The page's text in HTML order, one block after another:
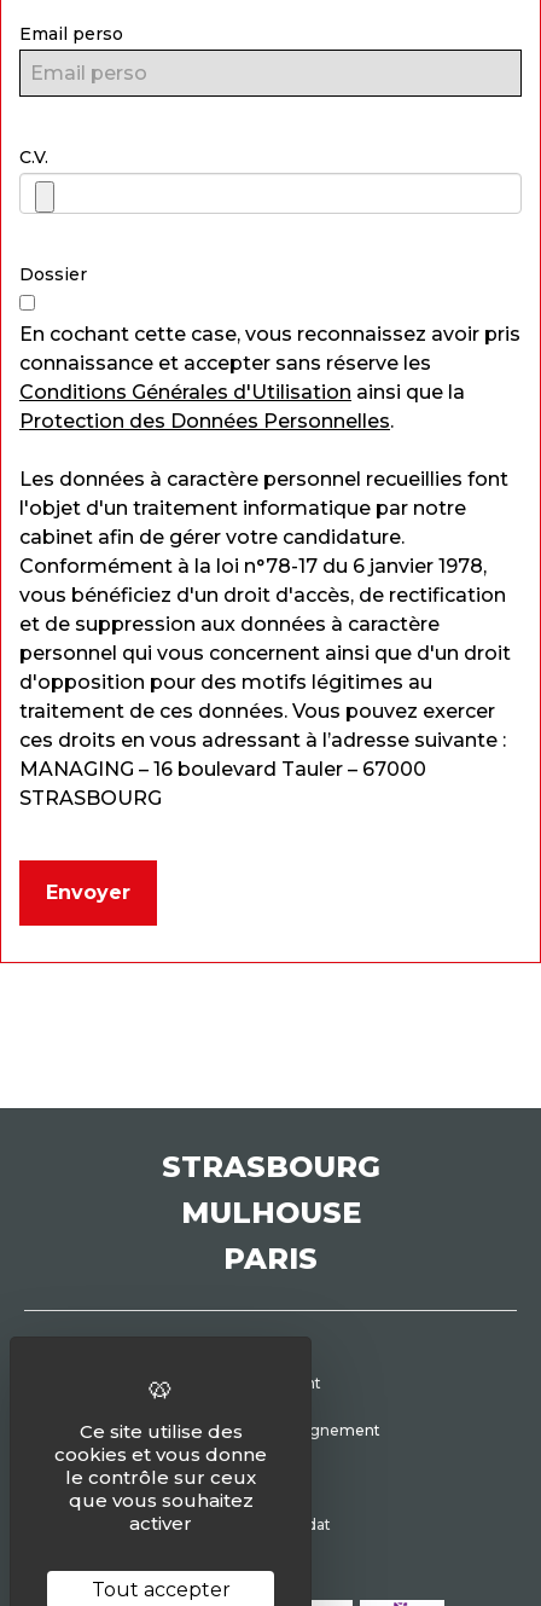
Email perso
C.V.
Dossier
En cochant cette case, vous reconnaissez avoir pris
connaissance et accepter sans réserve les
Conditions Générales d'Utilisation ainsi que la
Protection des Données Personnelles.
Les données à caractère personnel recueillies font
l'objet d'un traitement informatique par notre
cabinet afin de gérer votre candidature.
Conformément à la loi n°78-17 du 6 janvier 1978,
vous bénéficiez d'un droit d'accès, de rectification
et de suppression aux données à caractère
personnel qui vous concernent ainsi que d'un droit
d'opposition pour des motifs légitimes au
traitement de ces données. Vous pouvez exercer
ces droits en vous adressant à l’adresse suivante :
MANAGING – 16 boulevard Tauler – 67000
STRASBOURG
Envoyer
STRASBOURG
MULHOUSE
PARIS
Recrutement
Conseil et Accompagnement
Managing
Espace candidat
Ce site utilise des
cookies et vous donne
le contrôle sur ceux
que vous souhaitez
activer
Tout accepter